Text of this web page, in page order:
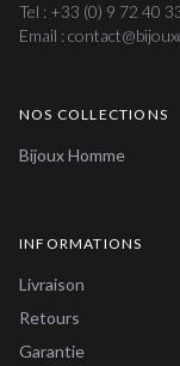
Tel : +33 (0) 9 72 40
Email :
NOS COLLECTIONS
Bijoux Homme
INFORMATIONS
Livraison
Retours
Garantie